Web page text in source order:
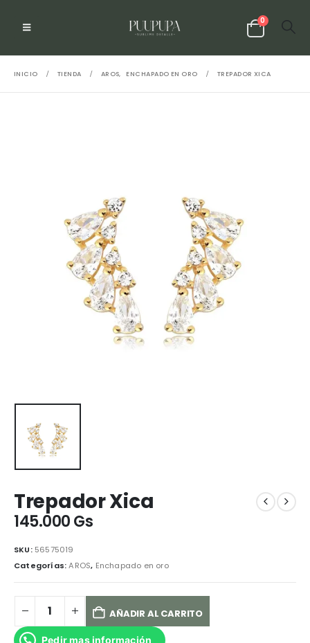
0
INICIO TIENDA AROS, ENCHAPADO EN ORO TREPADOR XICA
Trepador Xica
145.000Gs
SKU: 56575019
Categorías:AROS, Enchapado en oro
AÑADIR AL CARRITO
Pedir mas información